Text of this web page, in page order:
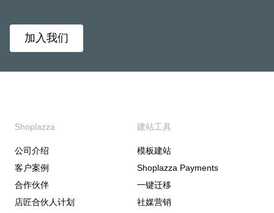
加入我们
Shoplazza
公司介绍
客户案例
合作伙伴
店匠合伙人计划
建站工具
模板建站
Shoplazza Payments
一键迁移
社媒营销